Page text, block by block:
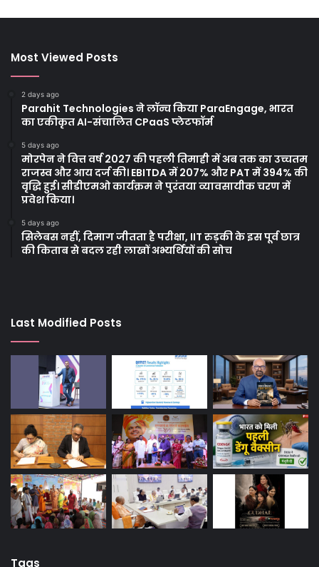
Most Viewed Posts
2 days ago
Parahit Technologies ने लॉन्च किया ParaEngage, भारत
का एकीकृत AI-संचालित CPaaS प्लेटफॉर्म
5 days ago
मोरपेन ने वित्त वर्ष 2027 की पहली तिमाही में अब तक का उच्चतम
राजस्व और आय दर्ज की। EBITDA में 207% और PAT में 394% की
वृद्धि हुई। सीडीएमओ कार्यक्रम ने पुरंतया व्यावसायीक चरण में
प्रवेश किया।
5 days ago
सिलेबस नहीं, दिमाग जीतता है परीक्षा, IIT रुड़की के इस पूर्व छात्र
की किताब से बदल रही लाखों अभ्यर्थियों की सोच
Last Modified Posts
Tags